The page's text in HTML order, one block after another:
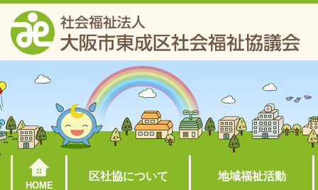
HOME
区社協について 地域福祉活動